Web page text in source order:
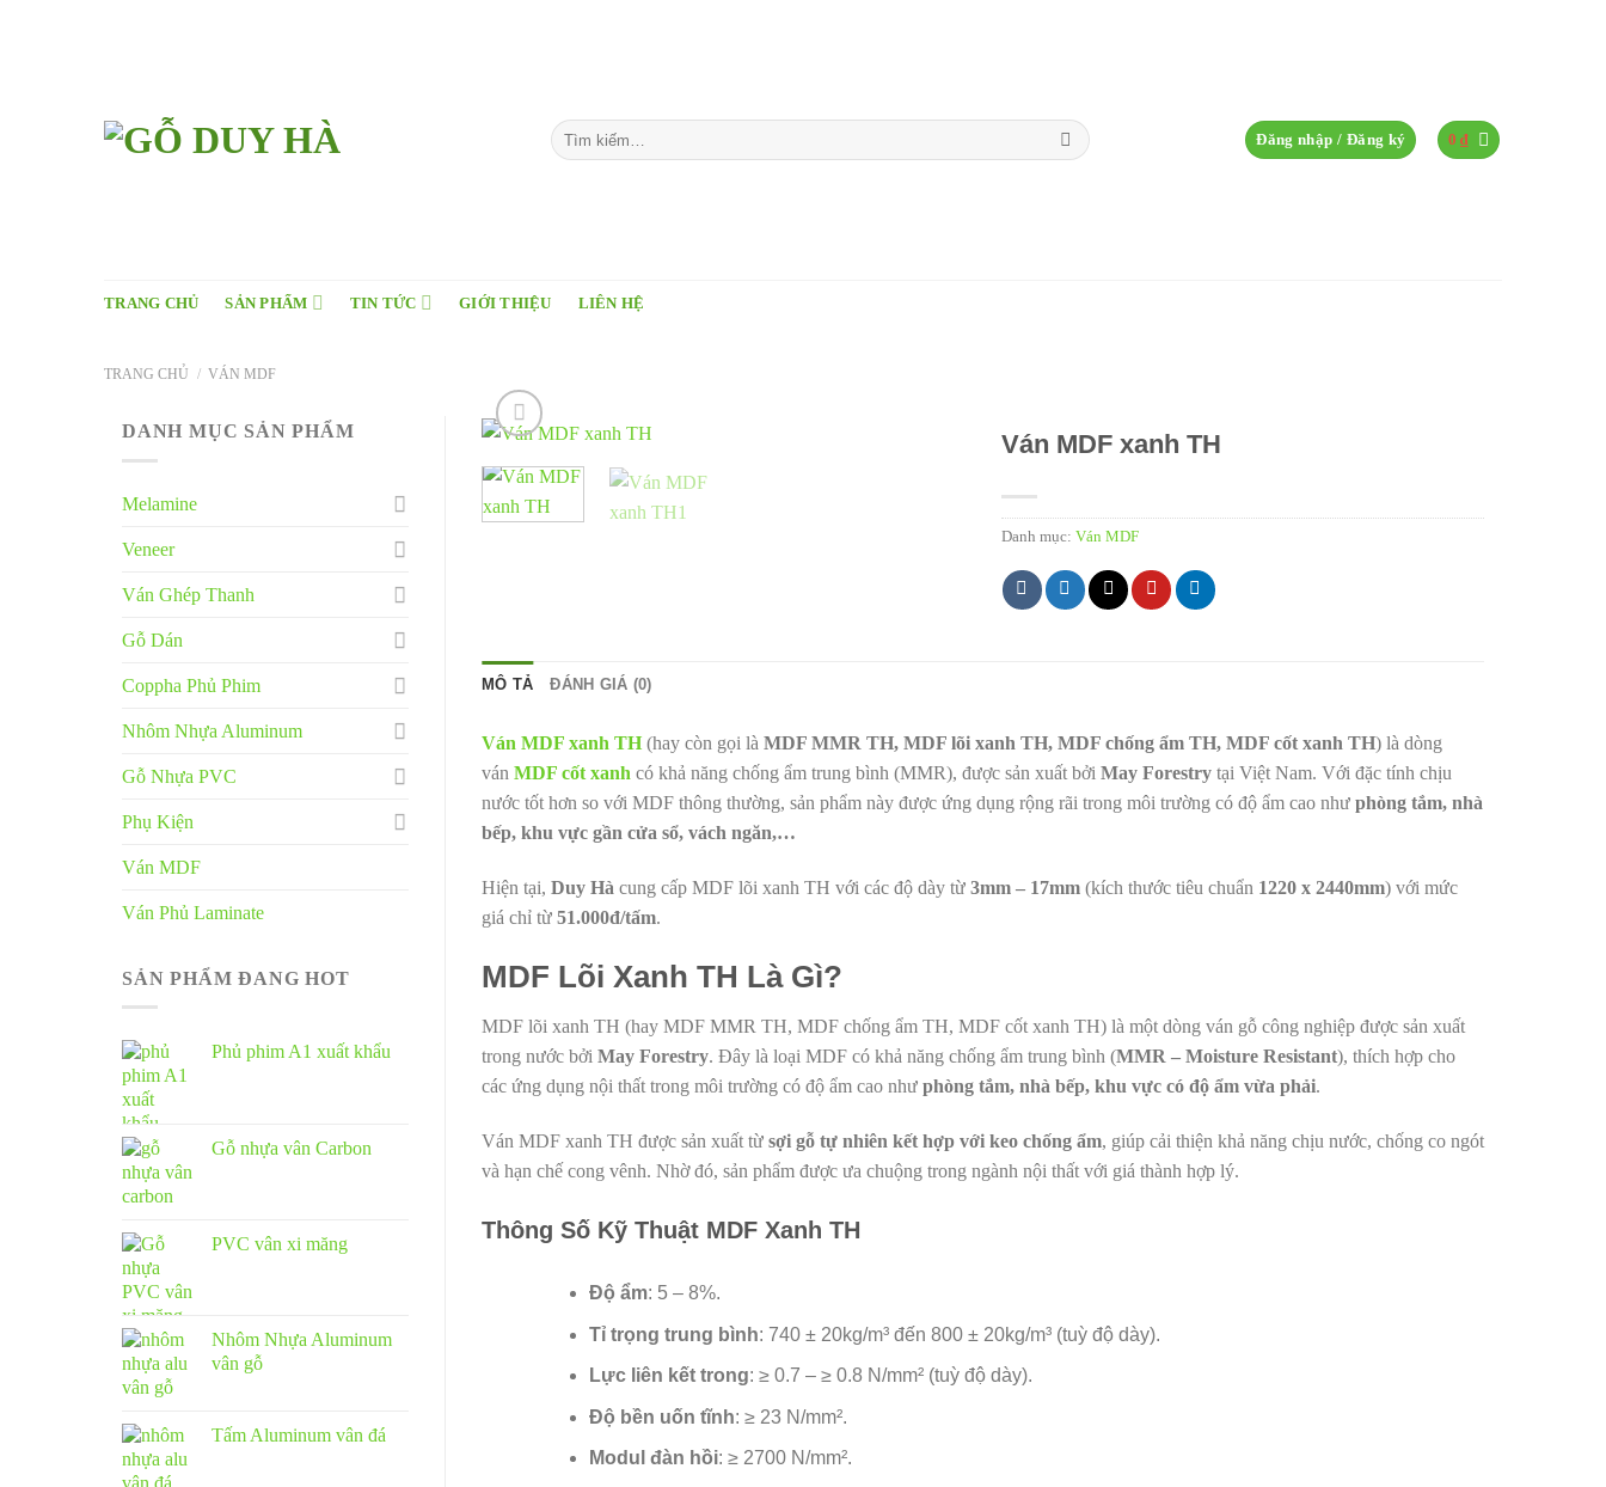
Tìm
kiếm:
Đăng nhập / Đăng ký 0₫
TRANG CHỦ SẢN PHẨM TIN TỨC GIỚI THIỆU LIÊN HỆ
TRANG CHỦ / VÁN MDF
DANH MỤC SẢN PHẨM
Melamine
Veneer
Ván Ghép Thanh
Gỗ Dán
Coppha Phủ Phim
Nhôm Nhựa Aluminum
Gỗ Nhựa PVC
Phụ Kiện
Ván MDF
Ván Phủ Laminate
SẢN PHẨM ĐANG HOT
Phủ phim A1 xuất khẩu
Gỗ nhựa vân Carbon
PVC vân xi măng
Nhôm Nhựa Aluminum
vân gỗ
Tấm Aluminum vân đá
Ván MDF xanh TH
Danh mục: Ván MDF
MÔ TẢ ĐÁNH GIÁ (0)
Ván MDF xanh TH (hay còn gọi là MDF MMR TH, MDF lõi xanh TH, MDF chống ẩm TH, MDF cốt xanh TH) là dòng
ván MDF cốt xanh có khả năng chống ẩm trung bình (MMR), được sản xuất bởi May Forestry tại Việt Nam. Với đặc tính chịu
nước tốt hơn so với MDF thông thường, sản phẩm này được ứng dụng rộng rãi trong môi trường có độ ẩm cao như phòng tắm, nhà
bếp, khu vực gần cửa sổ, vách ngăn,…
Hiện tại, Duy Hà cung cấp MDF lõi xanh TH với các độ dày từ 3mm – 17mm (kích thước tiêu chuẩn 1220 x 2440mm) với mức
giá chỉ từ 51.000đ/tấm.
MDF Lõi Xanh TH Là Gì?
MDF lõi xanh TH (hay MDF MMR TH, MDF chống ẩm TH, MDF cốt xanh TH) là một dòng ván gỗ công nghiệp được sản xuất
trong nước bởi May Forestry. Đây là loại MDF có khả năng chống ẩm trung bình (MMR – Moisture Resistant), thích hợp cho
các ứng dụng nội thất trong môi trường có độ ẩm cao như phòng tắm, nhà bếp, khu vực có độ ẩm vừa phải.
Ván MDF xanh TH được sản xuất từ sợi gỗ tự nhiên kết hợp với keo chống ẩm, giúp cải thiện khả năng chịu nước, chống co ngót
và hạn chế cong vênh. Nhờ đó, sản phẩm được ưa chuộng trong ngành nội thất với giá thành hợp lý.
Thông Số Kỹ Thuật MDF Xanh TH
Độ ẩm: 5 – 8%.
Tỉ trọng trung bình: 740 ± 20kg/m³ đến 800 ± 20kg/m³ (tuỳ độ dày).
Lực liên kết trong: ≥ 0.7 – ≥ 0.8 N/mm² (tuỳ độ dày).
Độ bền uốn tĩnh: ≥ 23 N/mm².
Modul đàn hồi: ≥ 2700 N/mm².